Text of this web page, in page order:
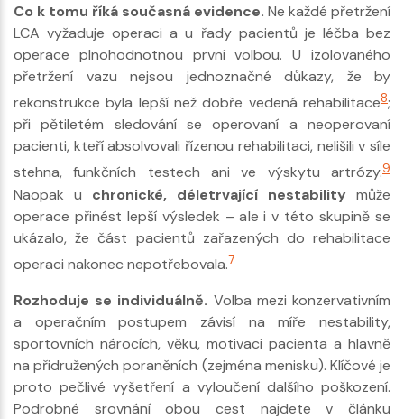
Co k tomu říká současná evidence. Ne každé přetržení
LCA vyžaduje operaci a u řady pacientů je léčba bez
operace plnohodnotnou první volbou. U izolovaného
přetržení vazu nejsou jednoznačné důkazy, že by
rekonstrukce byla lepší než dobře vedená rehabilitace8;
při pětiletém sledování se operovaní a neoperovaní
pacienti, kteří absolvovali řízenou rehabilitaci, nelišili v síle
stehna, funkčních testech ani ve výskytu artrózy.9
Naopak u chronické, déletrvající nestability může
operace přinést lepší výsledek – ale i v této skupině se
ukázalo, že část pacientů zařazených do rehabilitace
operaci nakonec nepotřebovala.7
Rozhoduje se individuálně. Volba mezi konzervativním
a operačním postupem závisí na míře nestability,
sportovních nárocích, věku, motivaci pacienta a hlavně
na přidružených poraněních (zejména menisku). Klíčové je
proto pečlivé vyšetření a vyloučení dalšího poškození.
Podrobné srovnání obou cest najdete v článku